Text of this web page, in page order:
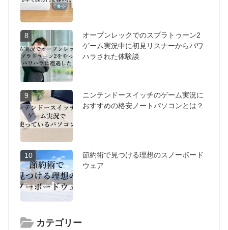
8
オープンレックでのスプラトゥーン2
ゲーム実況中に初見リスナーからパワ
ハラされた体験談
9
ニンテンドースイッチのゲーム実況に
おすすめの格安ノートパソコンとは？
10
節約術で見つける理想のスノーボード
ウェア
カテゴリー